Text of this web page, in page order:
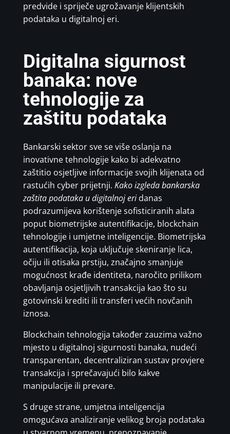
predvide i spriječe ugrožavanje klijentskih
podataka u digitalnoj eri.
Digitalna sigurnost
banaka: nove
tehnologije za
zaštitu podataka
Bankarski sektor sve se više oslanja na
inovativne tehnologije kako bi adekvatno
zaštitio osjetljive informacije svojih klijenata od
rastućih cyber prijetnji. Kako izgleda bankarska
zaštita podataka u digitalnoj eridanas
podrazumijeva korištenje sofisticiranih alata
poput biometrijske autentifikacije, blockchain
tehnologije i umjetne inteligencije. Biometrijska
autentifikacija, koja uključuje skeniranje lica,
očiju ili otisaka prstiju, značajno smanjuje
mogućnost krađe identiteta, naročito prilikom
obavljanja osjetljivih transakcija kao što su
gotovinski krediti ili transferi većih novčanih
iznosa.
Blockchain tehnologija također zauzima važno
mjesto u digitalnoj sigurnosti banaka, nudeći
transparentan, decentraliziran sustav provjere
transakcija i sprečavajući bilo kakve
manipulacije ili prevare.
S druge strane, umjetna inteligencija
omogućava analiziranje velikog broja podataka